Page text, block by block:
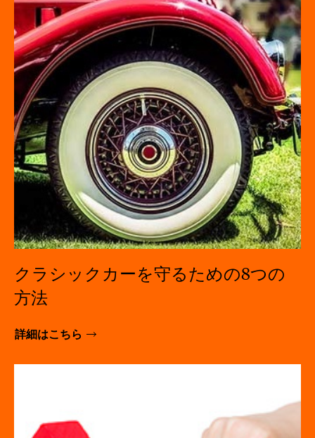
クラシックカーを守るための8つの
方法
詳細はこちら